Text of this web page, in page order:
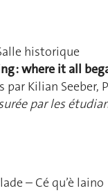
historique
: where it all
Kilian Seeber,
par les
– Cé qu’è laino